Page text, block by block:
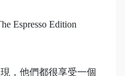
Espresso Edition
，他們都很享受一個